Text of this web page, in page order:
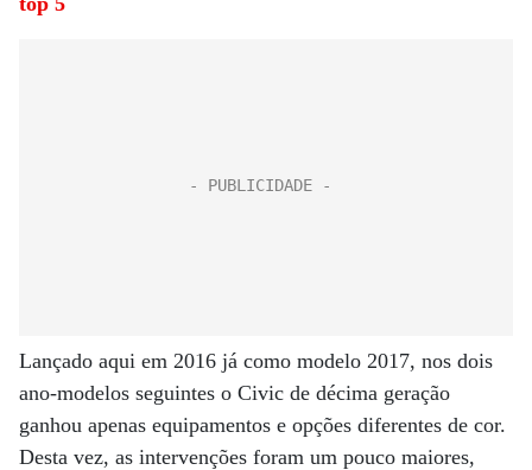
Lançado aqui em 2016 já como modelo 2017, nos dois
ano-modelos seguintes o Civic de décima geração
ganhou apenas equipamentos e opções diferentes de cor.
Desta vez, as intervenções foram um pouco maiores,